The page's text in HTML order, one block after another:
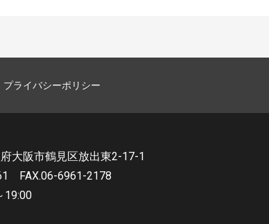
プライバシーポリシー
大阪市鶴見区放出東2-17-1
FAX.06-6961-2178
19:00